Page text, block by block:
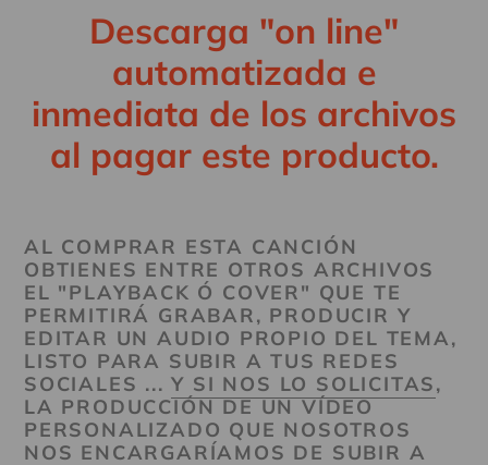
Descarga "on line"
automatizada e
inmediata de los archivos
al pagar este producto.
AL COMPRAR ESTA CANCIÓN
OBTIENES ENTRE OTROS ARCHIVOS
EL "PLAYBACK Ó COVER" QUE TE
PERMITIRÁ GRABAR, PRODUCIR Y
EDITAR UN AUDIO PROPIO DEL TEMA,
LISTO PARA SUBIR A TUS REDES
SOCIALES ... Y SI NOS LO SOLICITAS,
LA PRODUCCIÓN DE UN VÍDEO
PERSONALIZADO QUE NOSOTROS
NOS ENCARGARÍAMOS DE SUBIR A